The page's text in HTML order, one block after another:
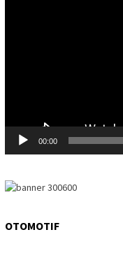
00:00
OTOMOTIF